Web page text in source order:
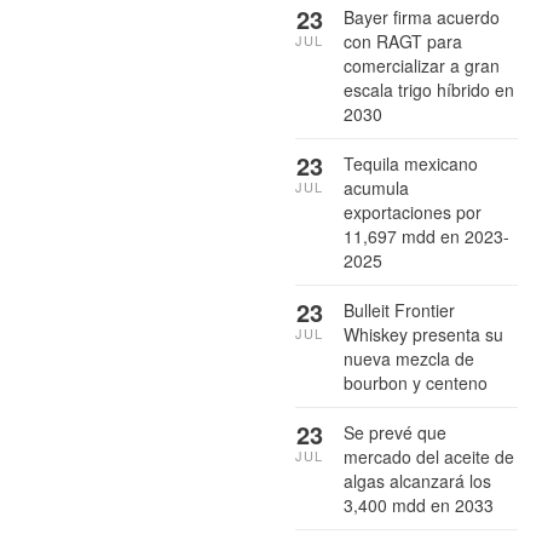
Bayer firma acuerdo
con RAGT para
comercializar a gran
escala trigo híbrido en
2030
23
JUL
Tequila mexicano
acumula
exportaciones por
11,697 mdd en 2023-
2025
23
JUL
Bulleit Frontier
Whiskey presenta su
nueva mezcla de
bourbon y centeno
23
JUL
Se prevé que
mercado del aceite de
algas alcanzará los
3,400 mdd en 2033
23
JUL